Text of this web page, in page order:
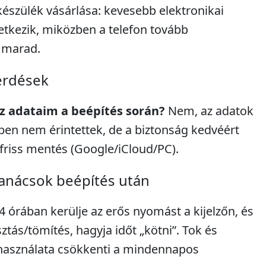
vásárlása: kevesebb elektronikai
miközben a telefon tovább
adataim a beépítés során? Nem, az adatok
nem érintettek, de a biztonság kedvéért
mentés (Google/iCloud/PC).
beépítés után
órában kerülje az erős nyomást a kijelzőn, és
tömítés, hagyja időt „kötni”. Tok és
csökkenti a mindennapos